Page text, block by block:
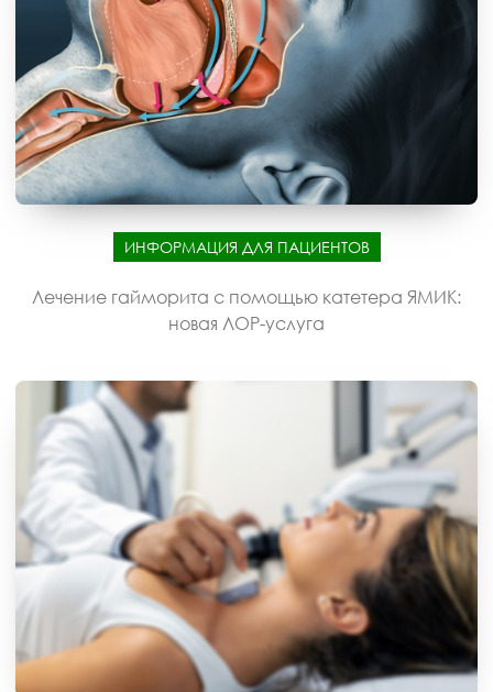
ИНФОРМАЦИЯ ДЛЯ ПАЦИЕНТОВ
Лечение гайморита с помощью катетера ЯМИК:
новая ЛОР-услуга